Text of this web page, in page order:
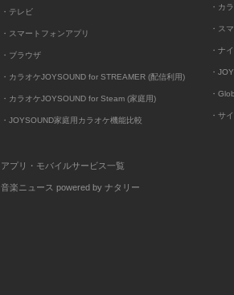
・テレビ
・スマートフォンアプリ
・ブラウザ
・カラオケJOYSOUND for STREAMER (配信利用)
・カラオケJOYSOUND for Steam (家庭用)
・JOYSOUND家庭用カラオケ機能比較
アプリ・モバイルサービス一覧
音楽ニュース powered by ナタリー
・カ
・ス
・ナ
・
・
・サ